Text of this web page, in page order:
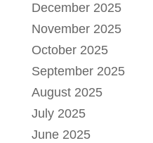
December 2025
November 2025
October 2025
September 2025
August 2025
July 2025
June 2025